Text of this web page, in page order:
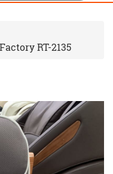
RT-2135